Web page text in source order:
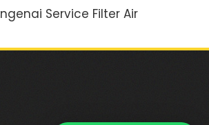
Service Filter Air